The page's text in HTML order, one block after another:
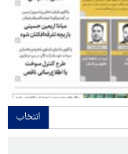
انتخاب